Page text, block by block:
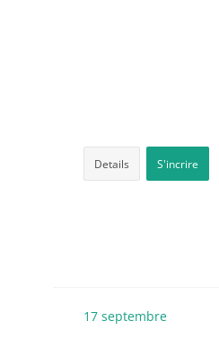
Details S'incrire
17 septembre